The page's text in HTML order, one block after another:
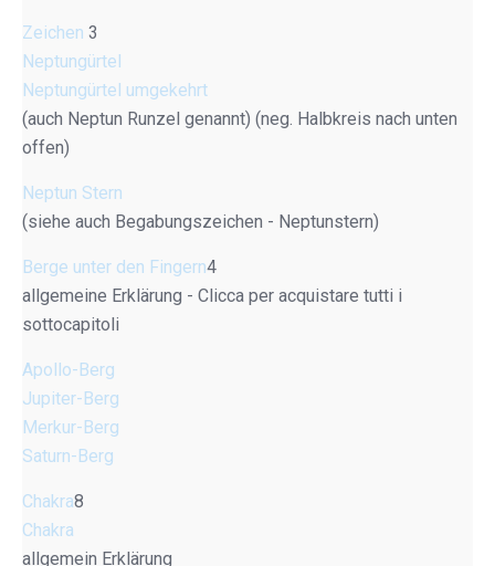
Zeichen 3
Neptungürtel
Neptungürtel umgekehrt
(auch Neptun Runzel genannt) (neg. Halbkreis nach unten
offen)
Neptun Stern
(siehe auch Begabungszeichen - Neptunstern)
Berge unter den Fingern4
allgemeine Erklärung - Clicca per acquistare tutti i
sottocapitoli
Apollo-Berg
Jupiter-Berg
Merkur-Berg
Saturn-Berg
Chakra8
Chakra
allgemein Erklärung